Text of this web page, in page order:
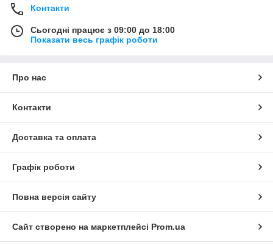
Контакти
Сьогодні працює з 09:00 до 18:00
Показати весь графік роботи
Про нас
Контакти
Доставка та оплата
Графік роботи
Повна версія сайту
Сайт створено на маркетплейсі Prom.ua